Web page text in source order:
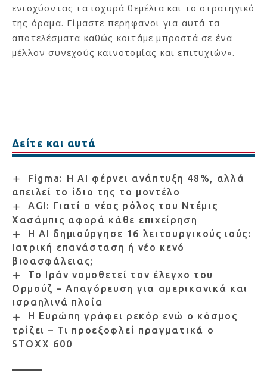
ενισχύοντας τα ισχυρά θεμέλια και το στρατηγικό
της όραμα. Είμαστε περήφανοι για αυτά τα
αποτελέσματα καθώς κοιτάμε μπροστά σε ένα
μέλλον συνεχούς καινοτομίας και επιτυχιών».
Δείτε και αυτά
Figma: Η AI φέρνει ανάπτυξη 48%, αλλά
απειλεί το ίδιο της το μοντέλο
AGI: Γιατί ο νέος ρόλος του Ντέμις
Χασάμπις αφορά κάθε επιχείρηση
Η AI δημιούργησε 16 λειτουργικούς ιούς:
Ιατρική επανάσταση ή νέο κενό
βιοασφάλειας;
Το Ιράν νομοθετεί τον έλεγχο του
Ορμούζ – Απαγόρευση για αμερικανικά και
ισραηλινά πλοία
Η Ευρώπη γράφει ρεκόρ ενώ ο κόσμος
τρίζει – Τι προεξοφλεί πραγματικά ο
STOXX 600